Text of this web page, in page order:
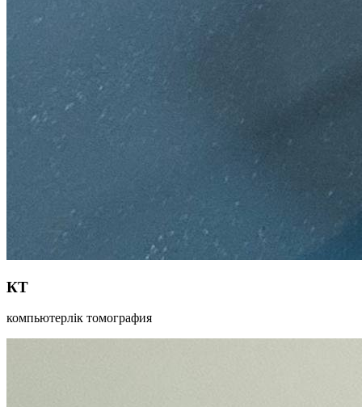
КТ
компьютерлік томография